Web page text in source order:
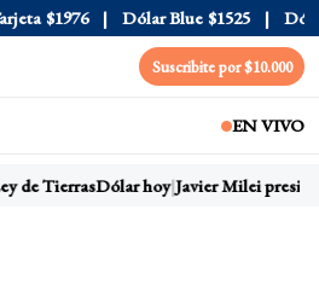
$1976 Dólar Blue $1525 Dólar
Suscribite por $10.000
EN VIVO
de TierrasDólar hoy Javier Milei